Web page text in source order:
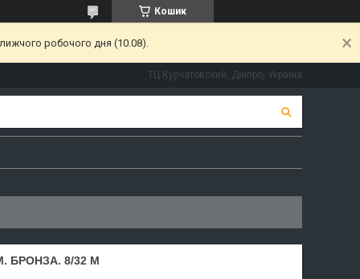
Кошик
робочого дня (10.08).
ТЦ Курчатовский, Дніпро, Україна
БРОНЗА. 8/32 M